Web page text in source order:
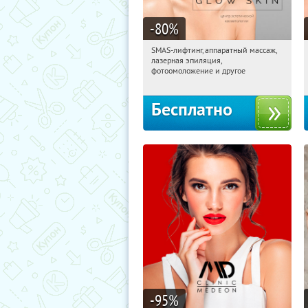
-80%
01:27:09 Получили:124
Китай-город
SMAS-лифтинг, аппаратный массаж,
лазерная эпиляция,
фотоомоложение и другое
Бесплатно
-95%